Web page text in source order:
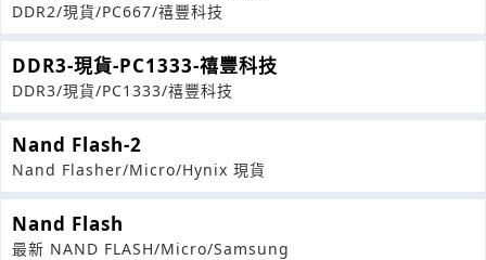
DDR2/現貨/PC667/禧豐科技
DDR3-現貨-PC1333-禧豐科技
DDR3/現貨/PC1333/禧豐科技
Nand Flash-2
Nand Flasher/Micro/Hynix 現貨
Nand Flash
最新 NAND FLASH/Micro/Samsung